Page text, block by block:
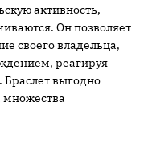
активность,
Он позволяет
своего владельца,
реагируя
Браслет выгодно
множества